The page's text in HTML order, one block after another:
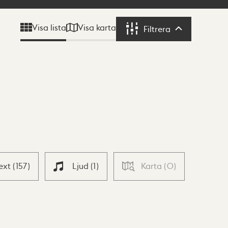
Visa lista Visa karta Filtrera Filtrera
(157) Ljud (1) Karta (0)